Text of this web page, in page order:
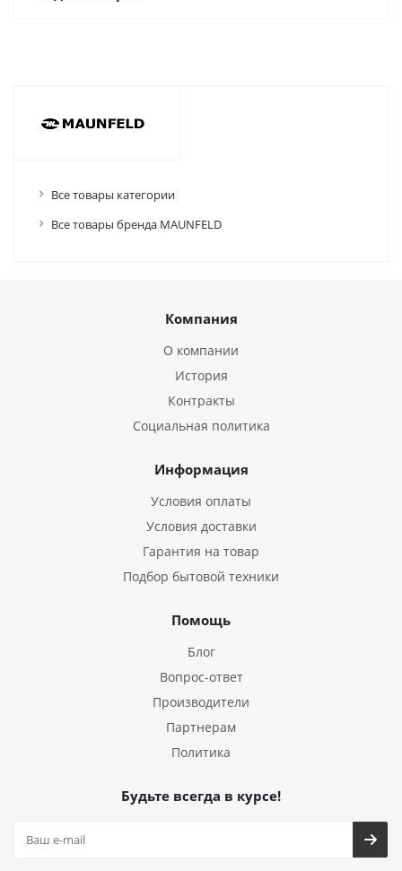
Все товары категории
Все товары бренда MAUNFELD
Компания
О компании
История
Контракты
Социальная политика
Информация
Условия оплаты
Условия доставки
Гарантия на товар
Подбор бытовой техники
Помощь
Блог
Вопрос-ответ
Производители
Партнерам
Политика
Будьте всегда в курсе!